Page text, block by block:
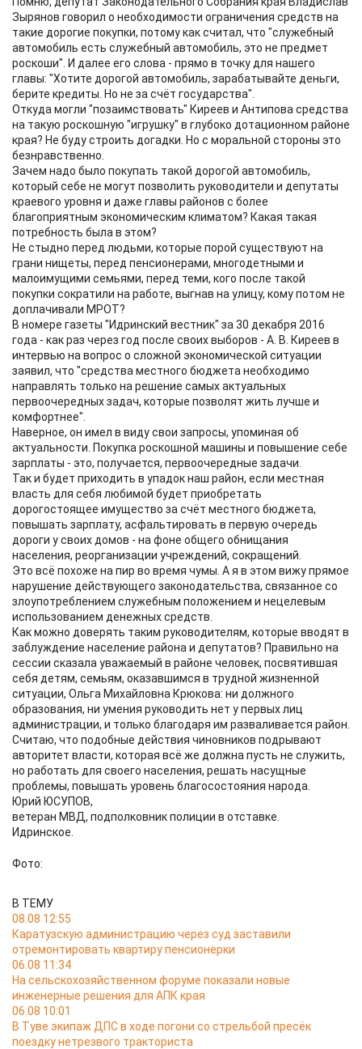
Зырянов говорил о необходимости ограничения средств на
такие дорогие покупки, потому как считал, что "служебный
автомобиль есть служебный автомобиль, это не предмет
роскоши". И далее его слова - прямо в точку для нашего
главы: "Хотите дорогой автомобиль, зарабатывайте деньги,
берите кредиты. Но не за счёт государства".
Откуда могли "позаимствовать" Киреев и Антипова средства
на такую роскошную "игрушку" в глубоко дотационном районе
края? Не буду строить догадки. Но с моральной стороны это
безнравственно.
Зачем надо было покупать такой дорогой автомобиль,
который себе не могут позволить руководители и депутаты
краевого уровня и даже главы районов с более
благоприятным экономическим климатом? Какая такая
потребность была в этом?
Не стыдно перед людьми, которые порой существуют на
грани нищеты, перед пенсионерами, многодетными и
малоимущими семьями, перед теми, кого после такой
покупки сократили на работе, выгнав на улицу, кому потом не
доплачивали МРОТ?
В номере газеты "Идринский вестник" за 30 декабря 2016
года - как раз через год после своих выборов - А. В. Киреев в
интервью на вопрос о сложной экономической ситуации
заявил, что "средства местного бюджета необходимо
направлять только на решение самых актуальных
первоочередных задач, которые позволят жить лучше и
комфортнее".
Наверное, он имел в виду свои запросы, упоминая об
актуальности. Покупка роскошной машины и повышение себе
зарплаты - это, получается, первоочередные задачи.
Так и будет приходить в упадок наш район, если местная
власть для себя любимой будет приобретать
дорогостоящее имущество за счёт местного бюджета,
повышать зарплату, асфальтировать в первую очередь
дороги у своих домов - на фоне общего обнищания
населения, реорганизации учреждений, сокращений.
Это всё похоже на пир во время чумы. А я в этом вижу прямое
нарушение действующего законодательства, связанное со
злоупотреблением служебным положением и нецелевым
использованием денежных средств.
Как можно доверять таким руководителям, которые вводят в
заблуждение население района и депутатов? Правильно на
сессии сказала уважаемый в районе человек, посвятившая
себя детям, семьям, оказавшимся в трудной жизненной
ситуации, Ольга Михайловна Крюкова: ни должного
образования, ни умения руководить нет у первых лиц
администрации, и только благодаря им разваливается район.
Считаю, что подобные действия чиновников подрывают
авторитет власти, которая всё же должна пусть не служить,
но работать для своего населения, решать насущные
проблемы, повышать уровень благосостояния народа.
Юрий ЮСУПОВ,
ветеран МВД, подполковник полиции в отставке.
Идринское.
Фото:
В ТЕМУ
08.08 12:55
Каратузскую администрацию через суд заставили
отремонтировать квартиру пенсионерки
06.08 11:34
На сельскохозяйственном форуме показали новые
инженерные решения для АПК края
06.08 10:01
В Туве экипаж ДПС в ходе погони со стрельбой пресёк
поездку нетрезвого тракториста